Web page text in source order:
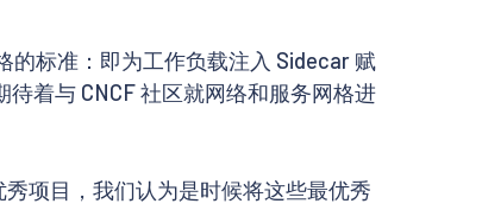
的标准：即为工作负载注入 Sidecar 赋
待着与 CNCF 社区就网络和服务网格进
项目，我们认为是时候将这些最优秀